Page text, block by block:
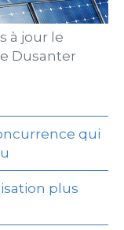
à jour le
Dusanter
qui
plus